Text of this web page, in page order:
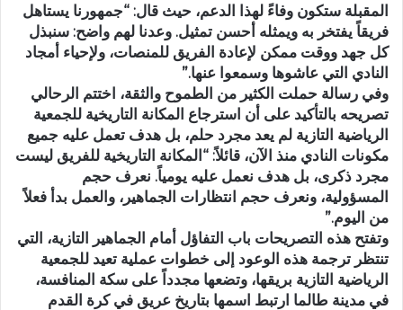
المقبلة ستكون وفاءً لهذا الدعم، حيث قال: “جمهورنا يستاهل
فريقاً يفتخر به ويمثله أحسن تمثيل. وعدنا لهم واضح: سنبذل
كل جهد ووقت ممكن لإعادة الفريق للمنصات، ولإحياء أمجاد
النادي التي عاشوها وسمعوا عنها.”
وفي رسالة حملت الكثير من الطموح والثقة، اختتم الرحالي
تصريحه بالتأكيد على أن استرجاع المكانة التاريخية للجمعية
الرياضية التازية لم يعد مجرد حلم، بل هدف تعمل عليه جميع
مكونات النادي منذ الآن، قائلاً: “المكانة التاريخية للفريق ليست
مجرد ذكرى، بل هدف نعمل عليه يومياً. نعرف حجم
المسؤولية، ونعرف حجم انتظارات الجماهير، والعمل بدأ فعلاً
من اليوم.”
وتفتح هذه التصريحات باب التفاؤل أمام الجماهير التازية، التي
تنتظر ترجمة هذه الوعود إلى خطوات عملية تعيد للجمعية
الرياضية التازية بريقها، وتضعها مجدداً على سكة المنافسة،
في مدينة طالما ارتبط اسمها بتاريخ عريق في كرة القدم